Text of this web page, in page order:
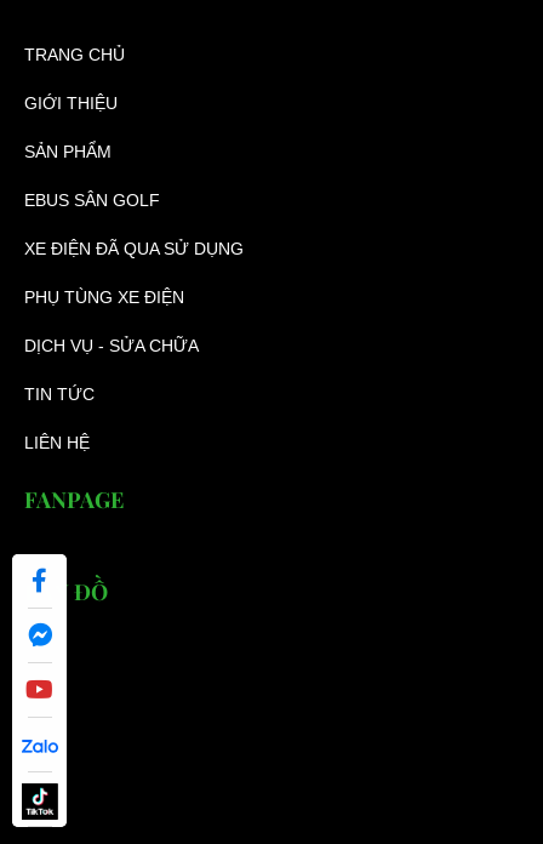
TRANG CHỦ
GIỚI THIỆU
SẢN PHẨM
EBUS SÂN GOLF
XE ĐIỆN ĐÃ QUA SỬ DỤNG
PHỤ TÙNG XE ĐIỆN
DỊCH VỤ - SỬA CHỮA
TIN TỨC
LIÊN HỆ
FANPAGE
BẢN ĐỒ